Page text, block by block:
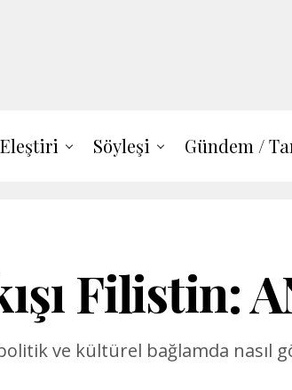
Eleştiri Söyleşi Gündem /
Filistin:
ve kültürel bağlamda nasıl